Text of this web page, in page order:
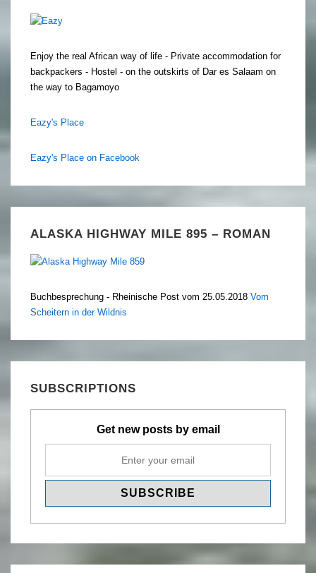
Enjoy the real African way of life - Private accommodation for
backpackers - Hostel - on the outskirts of Dar es Salaam on
the way to Bagamoyo
Eazy's Place
Eazy's Place on Facebook
ALASKA HIGHWAY MILE 895 – ROMAN
Buchbesprechung - Rheinische Post vom 25.05.2018 Vom
Scheitern in der Wildnis
SUBSCRIPTIONS
Get new posts by email